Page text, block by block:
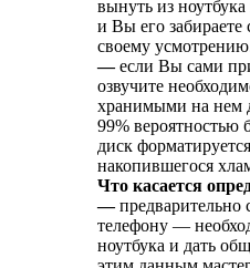
вынуть из
и Вы его забираете
своему
—если Вы сами
озвучите
хранимыми на нем
99% вероятностью
диск
накопившегося
Что касается
—предварительно
телефону —
ноутбука и дать